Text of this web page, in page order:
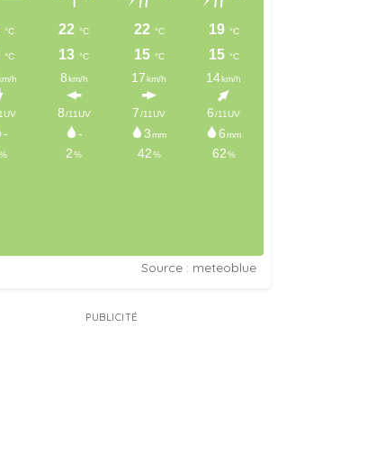
Source : meteoblue
PUBLICITÉ